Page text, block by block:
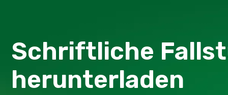
Schriftliche
herunterladen